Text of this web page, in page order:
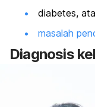
diabetes,
masalah
Diagnosis